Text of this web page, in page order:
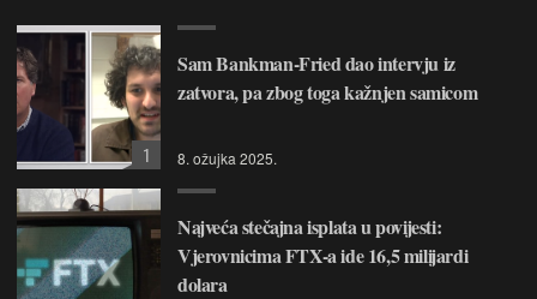
Sam Bankman-Fried dao intervju iz
zatvora, pa zbog toga kažnjen samicom
8. ožujka 2025.
1
Najveća stečajna isplata u povijesti:
Vjerovnicima FTX-a ide 16,5 milijardi
dolara